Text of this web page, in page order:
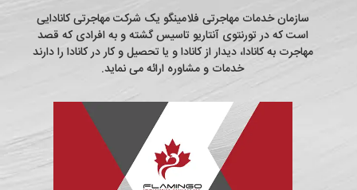
سازمان خدمات مهاجرتی فلامینگو یک شرکت مهاجرتی کانادایی
است که در تورنتوی آنتاریو تاسیس گشته و به افرادی که قصد
مهاجرت به کانادا، دیدار از کانادا و یا تحصیل و کار در کانادا را دارند
خدمات و مشاوره ارائه می نماید.